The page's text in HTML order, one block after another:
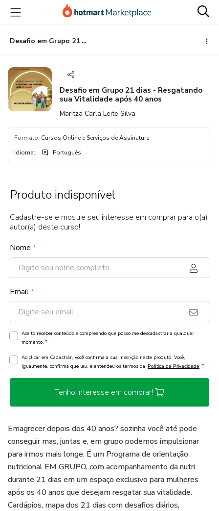
para
conteúdo
principal
para
pagamento
para
rodapé
Desafio em Grupo 21 dias - Resgatando sua Vitalidade após 40 anos
Desafio em Grupo 21 dias - Resgatando
sua Vitalidade após 40 anos
Maritza Carla Leite Silva
Formato: Cursos Online e Serviços de Assinatura
Idioma: Português
Produto indisponível
Cadastre-se e mostre seu interesse em comprar para o(a)
autor(a) deste curso!
Nome *
Email*
Aceito receber conteúdo e compreendo que posso me descadastrar a qualquer
momento. *
Ao clicar em Cadastrar, você confirma a sua inscrição neste produto. Você,
igualmente, confirma que leu, e entendeu os termos da Política de Privacidade *
Tenho interesse em comprar!
Emagrecer depois dos 40 anos? sozinha você até pode
conseguir mas, juntas e, em grupo podemos impulsionar
para irmos mais longe. É um Programa de orientação
nutricional EM GRUPO, com acompanhamento da nutri
durante 21 dias em um espaço exclusivo para mulheres
após os 40 anos que desejam resgatar sua vitalidade.
Cardápios, mapa dos 21 dias com desafios diários,